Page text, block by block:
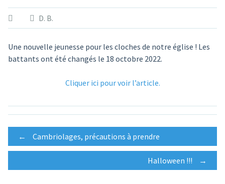
D. B.
Une nouvelle jeunesse pour les cloches de notre église ! Les
battants ont été changés le 18 octobre 2022.
Cliquer ici pour voir l’article.
Post
navigation
← Cambriolages, précautions à prendre
Halloween !!! →